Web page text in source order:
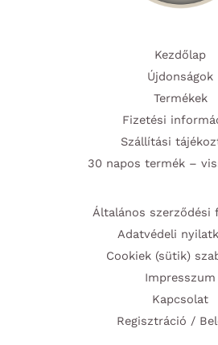
Kezdőlap
Újdonságok
Termékek
Fizetési
Szállítási
30 napos termék –
Általános szerződési
Adatvédeli
Cookiek (sütik)
Impresszum
Kapcsolat
Regisztráció /